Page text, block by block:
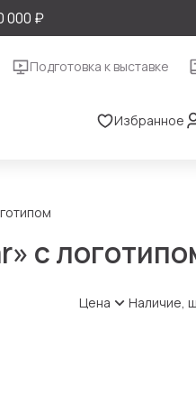
000 ₽
Подготовка к выставке
Избранное
с
Цена Наличие,